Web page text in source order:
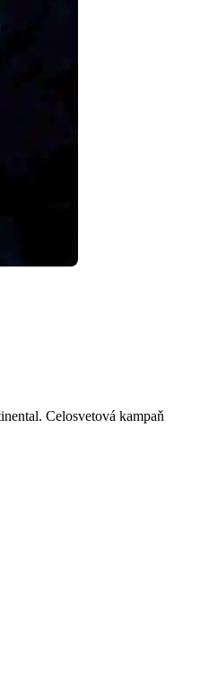
Celosvetová kampaň